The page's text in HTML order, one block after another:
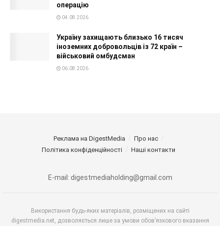
операцію
04.08.2026
Україну захищають близько 16 тисяч
іноземних добровольців із 72 країн –
військовий омбудсман
06.08.2026
Реклама на DigestMedia
Про нас
Політика конфіденційності
Наші контакти
E-mail: digestmediaholding@gmail.com
Використання будь-яких матеріалів, розміщених на сайті
digestmedia.net, дозволяється лише за умови обов’язкового вказання